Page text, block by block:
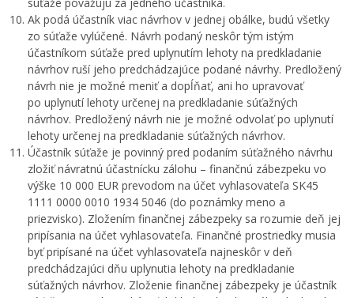
súťaže považujú za jedného účastníka.
Ak podá účastník viac návrhov v jednej obálke, budú všetky
zo súťaže vylúčené. Návrh podaný neskôr tým istým
účastníkom súťaže pred uplynutím lehoty na predkladanie
návrhov ruší jeho predchádzajúce podané návrhy. Predložený
návrh nie je možné meniť a dopĺňať, ani ho upravovať
po uplynutí lehoty určenej na predkladanie súťažných
návrhov. Predložený návrh nie je možné odvolať po uplynutí
lehoty určenej na predkladanie súťažných návrhov.
Účastník súťaže je povinný pred podaním súťažného návrhu
zložiť návratnú účastnícku zálohu – finančnú zábezpeku vo
výške 10 000 EUR prevodom na účet vyhlasovateľa SK45
1111 0000 0010 1934 5046 (do poznámky meno a
priezvisko). Zložením finančnej zábezpeky sa rozumie deň jej
pripísania na účet vyhlasovateľa. Finančné prostriedky musia
byť pripísané na účet vyhlasovateľa najneskôr v deň
predchádzajúci dňu uplynutia lehoty na predkladanie
súťažných návrhov. Zloženie finančnej zábezpeky je účastník